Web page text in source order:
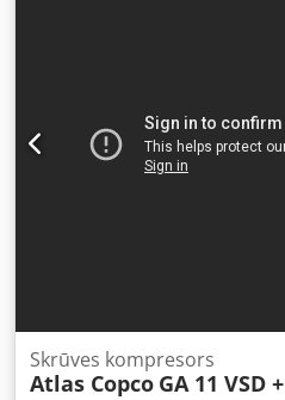
Skrūves kompresors
Atlas Copco GA 11 VSD +